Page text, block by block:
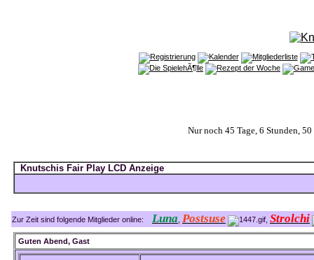
Nur noch 45 Tage, 6 Stunden,
Knutschis Fair Play LCD Anzeige
Zur Zeit sind folgende Mitglieder online: Luna Postsuse Strolchi
Guten Abend, Gast